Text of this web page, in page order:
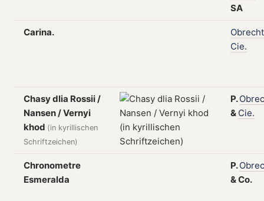
SA
Carina.
Obrecht
Cie.
Chasy dlia Rossii /
Nansen / Vernyi
khod (in kyrillischen
Schriftzeichen)
P.
& Cie.
Chronometre
Esmeralda
P.
&Co.